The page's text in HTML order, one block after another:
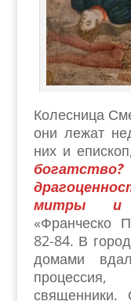
Колесница
они лежат
них и
митры и
«Франческо
82-84. В
домами
священники.